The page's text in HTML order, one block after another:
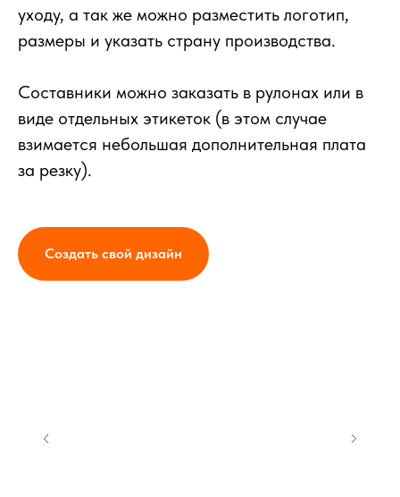
уходу, а так же можно разместить логотип,
размеры и указать страну производства.
Составники можно заказать в рулонах или в
виде отдельных этикеток (в этом случае
взимается небольшая дополнительная плата
за резку).
Создать свой дизайн